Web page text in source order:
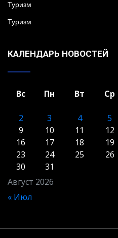
Туризм
Туризм
КАЛЕНДАРЬ НОВОСТЕЙ
Август 2026
Вс Пн Вт Ср
2
3 4 5
9
10 11 12
16
17 18 19
23
24 25 26
30
31
« Июл